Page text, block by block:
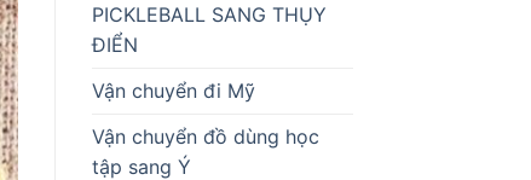
PICKLEBALL SANG THỤY
ĐIỂN
Vận chuyển đi Mỹ
Vận chuyển đồ dùng học
tập sang Ý